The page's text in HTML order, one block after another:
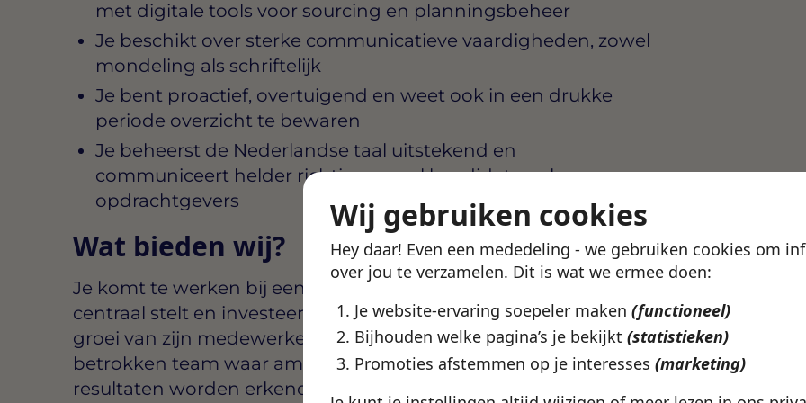
Wij gebruiken cookies
Hey daar! Even een mededeling - we gebruiken cookies om
over jou te verzamelen. Dit is wat we ermee doen:
Je website-ervaring soepeler maken (functioneel)
Bijhouden welke pagina’s je bekijkt (statistieken)
Promoties afstemmen op je interesses (marketing)
met digitale tools voor sourcing en planningsbeheer
Je beschikt over sterke communicatieve vaardigheden, zowel
mondeling als schriftelijk
Je bent proactief, overtuigend en weet ook in een drukke
periode overzicht te bewaren
Je beheerst de Nederlandse taal uitstekend en
communiceert helder richting zowel kandidaten als
opdrachtgevers
Wat bieden wij?
Je komt te werken bij een recruitmentbureau dat mensen
centraal stelt en investeert in de persoonlijke en professionele
groei van zijn medewerkers. In Utrecht werk je binnen een
betrokken team waar ambitie wordt gewaardeerd en
resultaten worden erkend.